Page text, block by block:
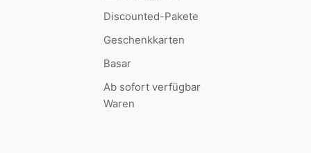
Discounted-Pakete
Geschenkkarten
Basar
Ab sofort verfügbar
Waren